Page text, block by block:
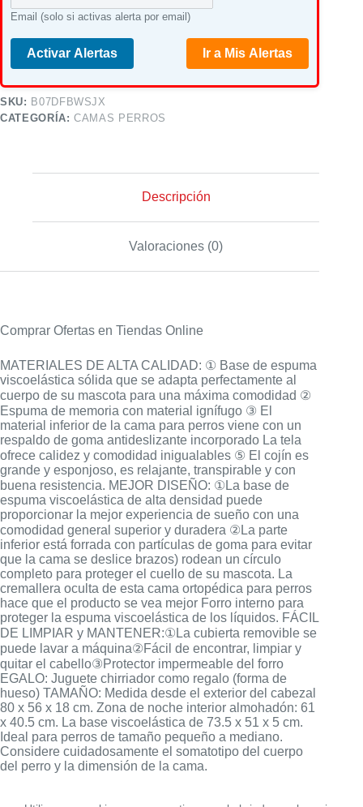
Email (solo si activas alerta por email)
Activar Alertas Ir a Mis Alertas
SKU: B07DFBWSJX
CATEGORÍA:CAMAS PERROS
Descripción
Valoraciones (0)
Comprar Ofertas en Tiendas Online
MATERIALES DE ALTA CALIDAD: ① Base de espuma
viscoelástica sólida que se adapta perfectamente al
cuerpo de su mascota para una máxima comodidad ②
Espuma de memoria con material ignífugo ③ El
material inferior de la cama para perros viene con un
respaldo de goma antideslizante incorporado La tela
ofrece calidez y comodidad inigualables ⑤ El cojín es
grande y esponjoso, es relajante, transpirable y con
buena resistencia. MEJOR DISEÑO: ①La base de
espuma viscoelástica de alta densidad puede
proporcionar la mejor experiencia de sueño con una
comodidad general superior y duradera ②La parte
inferior está forrada con partículas de goma para evitar
que la cama se deslice brazos) rodean un círculo
completo para proteger el cuello de su mascota. La
cremallera oculta de esta cama ortopédica para perros
hace que el producto se vea mejor Forro interno para
proteger la espuma viscoelástica de los líquidos. FÁCIL
DE LIMPIAR y MANTENER:①La cubierta removible se
puede lavar a máquina②Fácil de encontrar, limpiar y
quitar el cabello③Protector impermeable del forro
EGALO: Juguete chirriador como regalo (forma de
hueso) TAMAÑO: Medida desde el exterior del cabezal
80 x 56 x 18 cm. Zona de noche interior almohadón: 61
x 40.5 cm. La base viscoelástica de 73.5 x 51 x 5 cm.
Ideal para perros de tamaño pequeño a mediano.
Considere cuidadosamente el somatotipo del cuerpo
del perro y la dimensión de la cama.